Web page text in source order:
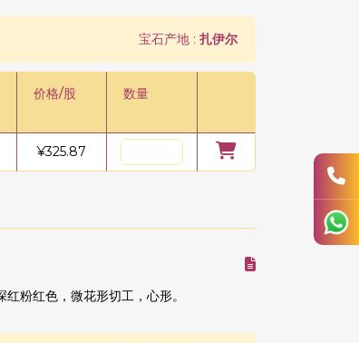
宝石产地 : 扎伊尔
价格/股 数量
¥325.87
粉红色，微花形切工，心形。